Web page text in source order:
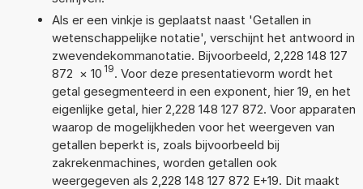
Als er een vinkje is geplaatst naast 'Getallen in
wetenschappelijke notatie', verschijnt het antwoord in
zwevendekommanotatie. Bijvoorbeeld, 2,228 148 127
872 × 10 19. Voor deze presentatievorm wordt het
getal gesegmenteerd in een exponent, hier 19, en het
eigenlijke getal, hier 2,228 148 127 872. Voor apparaten
waarop de mogelijkheden voor het weergeven van
getallen beperkt is, zoals bijvoorbeeld bij
zakrekenmachines, worden getallen ook
weergegeven als 2,228 148 127 872 E+19. Dit maakt